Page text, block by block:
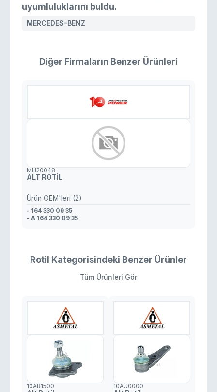
uyumluluklarını buldu.
MERCEDES-BENZ
Diğer Firmaların Benzer Ürünleri
MH20048
ALT ROTİL
Ürün OEM'leri (2)
- 164 330 09 35
- A 164 330 09 35
Rotil Kategorisindeki Benzer Ürünler
Tüm Ürünleri Gör
10AR1500 10AU0000